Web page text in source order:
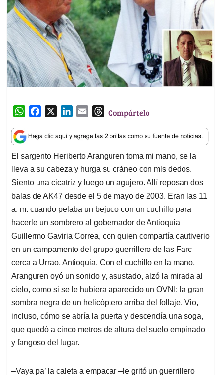
W
a
t
s
A
p
p
c
e
b
o
o
k
n
k
e
d
I
n
a
i
l
T
r
e
a
d
s
Compártelo
El sargento Heriberto Aranguren toma mi mano, se la
lleva a su cabeza y hurga su cráneo con mis dedos.
Siento una cicatriz y luego un agujero. Allí reposan dos
balas de AK47 desde el 5 de mayo de 2003. Eran las 11
a. m. cuando pelaba un bejuco con un cuchillo para
hacerle un sombrero al gobernador de Antioquia
Guillermo Gaviria Correa, con quien compartía cautiverio
en un campamento del grupo guerrillero de las Farc
cerca a Urrao, Antioquia. Con el cuchillo en la mano,
Aranguren oyó un sonido y, asustado, alzó la mirada al
cielo, como si se le hubiera aparecido un OVNI: la gran
sombra negra de un helicóptero arriba del follaje. Vio,
incluso, cómo se abría la puerta y descendía una soga,
que quedó a cinco metros de altura del suelo empinado
y fangoso del lugar.
‒Vaya pa’ la caleta a empacar ‒le gritó un guerrillero